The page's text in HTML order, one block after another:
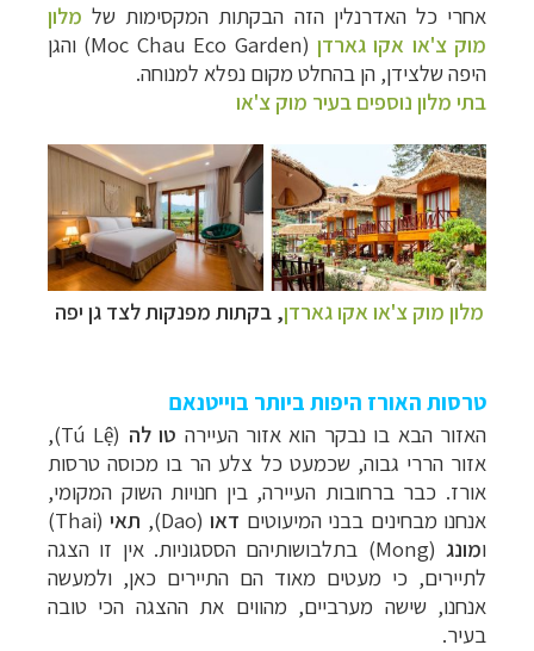
אחרי כל האדרנלין הזה הבקתות המקסימות של מלון
מוק צ'או אקו גארדן (
Moc Chau Eco Garden) והגן
היפה שלצידן, הן בהחלט מקום נפלא למנוחה.
בתי מלון נוספים בעיר מוק צ'או
מלון מוק צ'או אקו גארדן, בקתות מפנקות לצד גן יפה
טרסות האורז היפות ביותר בוייטנאם
האזור הבא בו נבקר הוא אזור העיירה טו לה (
Tú Lệ
),
אזור הררי גבוה, שכמעט כל צלע הר בו מכוסה טרסות
אורז. כבר ברחובות העיירה, בין חנויות השוק המקומי,
אנחנו מבחינים בבני המיעוטים דאו(
Dao
), תאי(
Thai
)
ומונג (
Mong) בתלבושותיהם הססגוניות. אין זו הצגה
לתיירים, כי מעטים מאוד הם התיירים כאן, ולמעשה
אנחנו, שישה מערביים, מהווים את ההצגה הכי טובה
בעיר.